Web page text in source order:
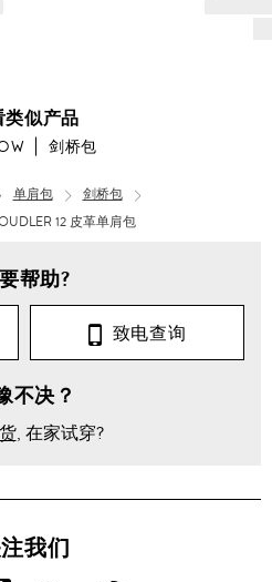
类似产品
剑桥包
单肩包
剑桥包
12 皮革单肩包
帮助?
致电查询
不决？
, 在家试穿?
我们